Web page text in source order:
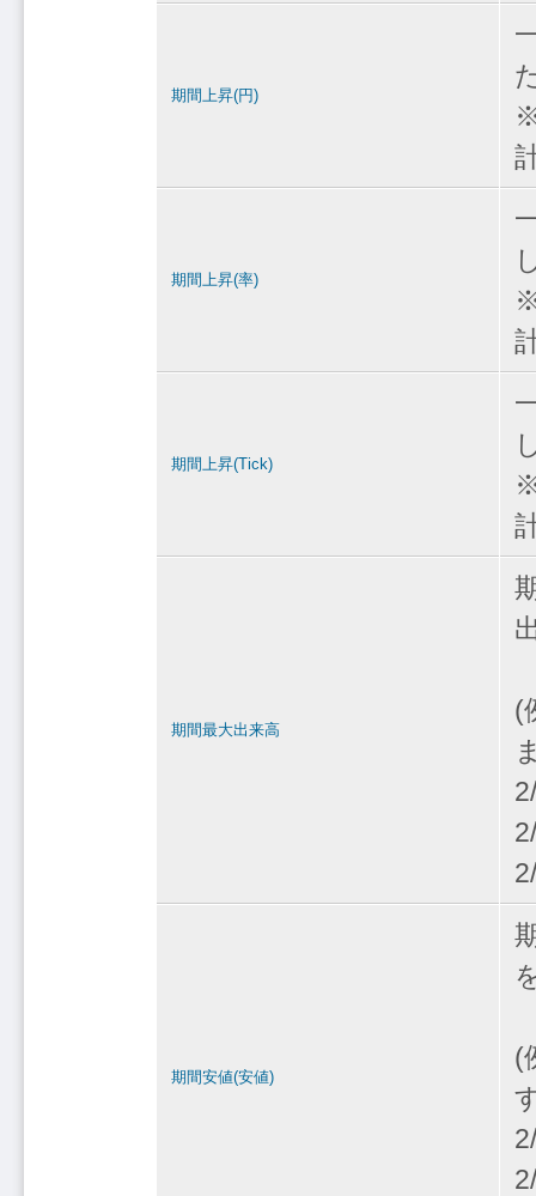
期間上昇(円)
期間上昇(率)
期間上昇(Tick)
期間最大出来高
(
期間安値(安値)
(